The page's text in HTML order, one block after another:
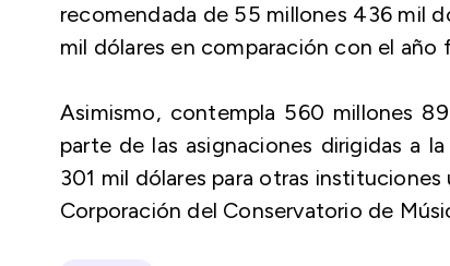
recomendada de 55 millones 436 mil
mil dólares en comparación con el año
Asimismo, contempla 560 millones
parte de las asignaciones dirigidas a
301 mil dólares para otras
Corporación del Conservatorio de